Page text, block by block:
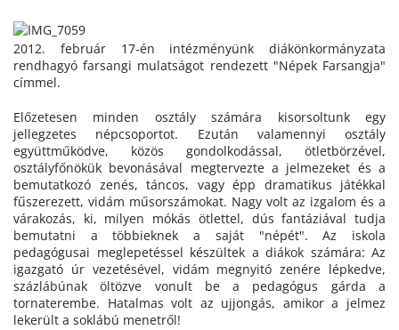
2012. február 17-én intézményünk diákönkormányzata
rendhagyó farsangi mulatságot rendezett "Népek Farsangja"
címmel.
Előzetesen minden osztály számára kisorsoltunk egy
jellegzetes népcsoportot. Ezután valamennyi osztály
együttműködve, közös gondolkodással, ötletbörzével,
osztályfőnökük bevonásával megtervezte a jelmezeket és a
bemutatkozó zenés, táncos, vagy épp dramatikus játékkal
fűszerezett, vidám műsorszámokat. Nagy volt az izgalom és a
várakozás, ki, milyen mókás ötlettel, dús fantáziával tudja
bemutatni a többieknek a saját "népét". Az iskola
pedagógusai meglepetéssel készültek a diákok számára: Az
igazgató úr vezetésével, vidám megnyitó zenére lépkedve,
százlábúnak öltözve vonult be a pedagógus gárda a
tornaterembe. Hatalmas volt az ujjongás, amikor a jelmez
lekerült a soklábú menetről!